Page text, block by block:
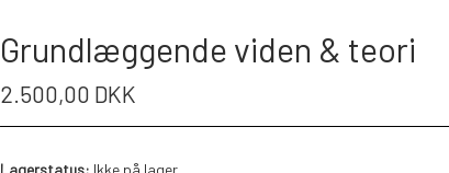
Grundlæggende viden & teori
2.500,00 DKK
Lagerstatus: Ikke på lager